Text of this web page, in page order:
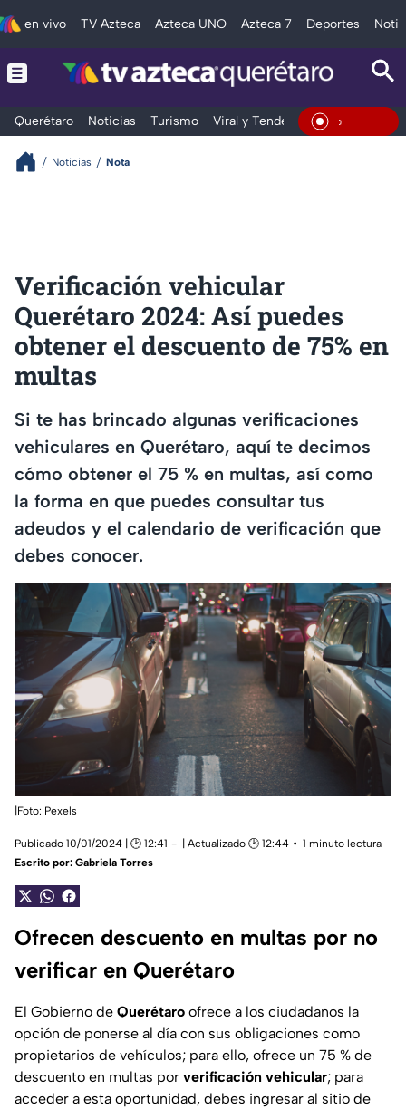
en vivo TV Azteca Azteca UNO Azteca 7 Deportes
Querétaro Noticias Turismo Viral y Tendencia Clima En Vivo
Noticias Nota
Verificación vehicular
Querétaro 2024: Así puedes
obtener el descuento de 75% en
multas
Si te has brincado algunas verificaciones
vehiculares en Querétaro, aquí te decimos
cómo obtener el 75 % en multas, así como
la forma en que puedes consultar tus
adeudos y el calendario de verificación que
debes conocer.
|Foto: Pexels
Publicado 10/01/2024 | 🕑 12:41 | Actualizado 🕑 12:44
1 minuto lectura
Escrito por: Gabriela Torres
Ofrecen descuento en multas por no
verificar en Querétaro
El Gobierno de Querétaro ofrece a los ciudadanos la
opción de ponerse al día con sus obligaciones como
propietarios de vehículos; para ello, ofrece un 75 % de
descuento en multas por verificación vehicular; para
acceder a esta oportunidad, debes ingresar al sitio de